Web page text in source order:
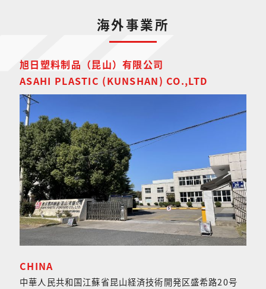
海外事業所
旭日塑料制品（昆山）有限公司
ASAHI PLASTIC (KUNSHAN) CO.,LTD
CHINA
中華人民共和国江蘇省昆山経済技術開発区盛希路20号